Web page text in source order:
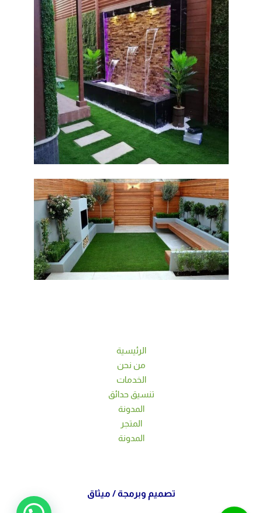
الرئيسية
من نحن
الخدمات
تنسيق حدائق
المدونة
المتجر
المدونة
تصميم وبرمجة / ميثاق